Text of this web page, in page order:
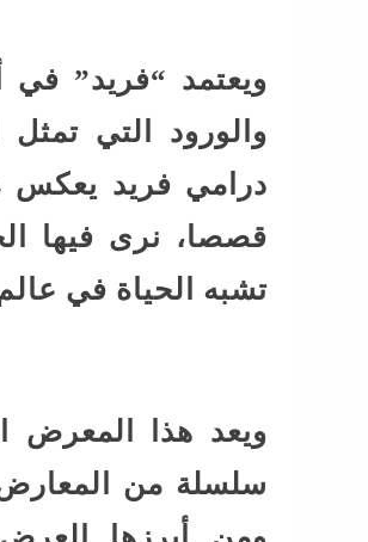
ويعتمد “فريد” في
والورود التي
درامي فريد يعكس
قصصا، نرى فيها
تشبه الحياة في
ويعد هذا المعرض
سلسلة من المعارض